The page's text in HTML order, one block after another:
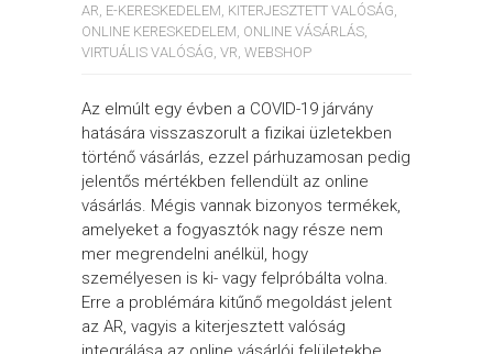
AR E-KERESKEDELEM KITERJESZTETT VALÓSÁG
ONLINE KERESKEDELEM ONLINE VÁSÁRLÁS
VIRTUÁLIS VALÓSÁG VR WEBSHOP
Az elmúlt egy évben a COVID-19 járvány
hatására visszaszorult a fizikai üzletekben
történő vásárlás, ezzel párhuzamosan pedig
jelentős mértékben fellendült az online
vásárlás. Mégis vannak bizonyos termékek,
amelyeket a fogyasztók nagy része nem
mer megrendelni anélkül, hogy
személyesen is ki- vagy felpróbálta volna.
Erre a problémára kitűnő megoldást jelent
az AR, vagyis a kiterjesztett valóság